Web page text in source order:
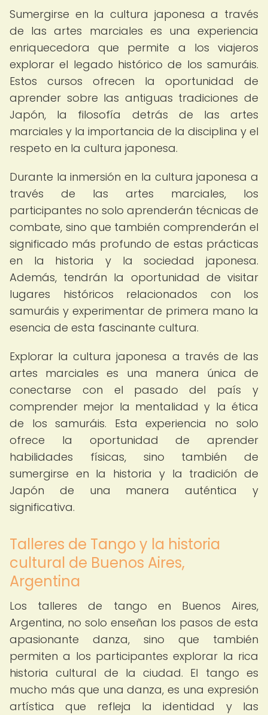
Sumergirse en la cultura japonesa a través
de las artes marciales es una experiencia
enriquecedora que permite a los viajeros
explorar el legado histórico de los samuráis.
Estos cursos ofrecen la oportunidad de
aprender sobre las antiguas tradiciones de
Japón, la filosofía detrás de las artes
marciales y la importancia de la disciplina y el
respeto en la cultura japonesa.
Durante la inmersión en la cultura japonesa a
través de las artes marciales, los
participantes no solo aprenderán técnicas de
combate, sino que también comprenderán el
significado más profundo de estas prácticas
en la historia y la sociedad japonesa.
Además, tendrán la oportunidad de visitar
lugares históricos relacionados con los
samuráis y experimentar de primera mano la
esencia de esta fascinante cultura.
Explorar la cultura japonesa a través de las
artes marciales es una manera única de
conectarse con el pasado del país y
comprender mejor la mentalidad y la ética
de los samuráis. Esta experiencia no solo
ofrece la oportunidad de aprender
habilidades físicas, sino también de
sumergirse en la historia y la tradición de
Japón de una manera auténtica y
significativa.
Talleres de Tango y la historia
cultural de Buenos Aires,
Argentina
Los talleres de tango en Buenos Aires,
Argentina, no solo enseñan los pasos de esta
apasionante danza, sino que también
permiten a los participantes explorar la rica
historia cultural de la ciudad. El tango es
mucho más que una danza, es una expresión
artística que refleja la identidad y las